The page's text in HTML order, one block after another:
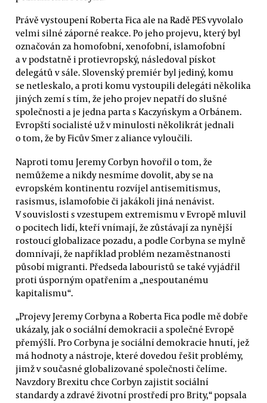
Právě vystoupení Roberta Fica ale na Radě PES vyvolalo
velmi silné záporné reakce. Po jeho projevu, který byl
označován za homofobní, xenofobní, islamofobní
a v podstatně i protievropský, následoval pískot
delegátů v sále. Slovenský premiér byl jediný, komu
se netleskalo, a proti komu vystoupili delegáti několika
jiných zemí s tím, že jeho projev nepatří do slušné
společnosti a je jedna parta s Kaczyńskym a Orbánem.
Evropští socialisté už v minulosti několikrát jednali
o tom, že by Ficův Smer z aliance vyloučili.
Naproti tomu Jeremy Corbyn hovořil o tom, že
nemůžeme a nikdy nesmíme dovolit, aby se na
evropském kontinentu rozvíjel antisemitismus,
rasismus, islamofobie či jakákoli jiná nenávist.
V souvislosti s vzestupem extremismu v Evropě mluvil
o pocitech lidí, kteří vnímají, že zůstávají za nynější
rostoucí globalizace pozadu, a podle Corbyna se mylně
domnívají, že například problém nezaměstnanosti
působí migranti. Předseda labouristů se také vyjádřil
proti úsporným opatřením a „nespoutanému
kapitalismu“.
„Projevy Jeremy Corbyna a Roberta Fica podle mě dobře
ukázaly, jak o sociální demokracii a společné Evropě
přemýšlí. Pro Corbyna je sociální demokracie hnutí, jež
má hodnoty a nástroje, které dovedou řešit problémy,
jimž v současné globalizované společnosti čelíme.
Navzdory Brexitu chce Corbyn zajistit sociální
standardy a zdravé životní prostředí pro Brity,“ popsala